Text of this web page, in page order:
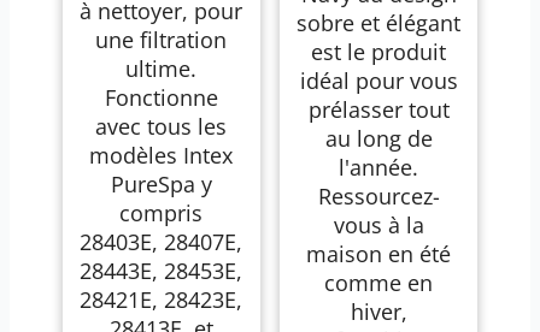
à nettoyer, pour
une filtration
ultime.
Fonctionne
avec tous les
modèles Intex
PureSpa y
compris
28403E, 28407E,
28443E, 28453E,
28421E, 28423E,
sobre et élégant
est le produit
idéal pour vous
prélasser tout
au long de
l'année.
Ressourcez-
vous à la
maison en été
comme en
hiver,